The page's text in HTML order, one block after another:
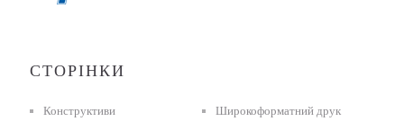
СТОРІНКИ
Конструктиви
Широкоформатний друк